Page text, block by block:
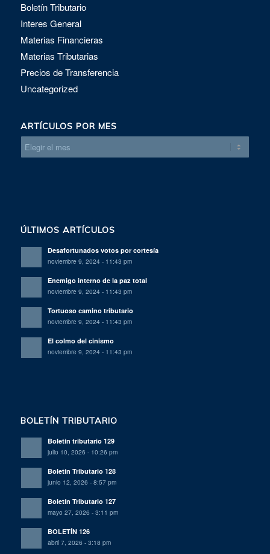
Boletín Tributario
Interes General
Materias Financieras
Materias Tributarias
Precios de Transferencia
Uncategorized
ARTÍCULOS POR MES
ÚLTIMOS ARTÍCULOS
Desafortunados votos por cortesía
noviembre 9, 2024 - 11:43 pm
Enemigo interno de la paz total
noviembre 9, 2024 - 11:43 pm
Tortuoso camino tributario
noviembre 9, 2024 - 11:43 pm
El colmo del cinismo
noviembre 9, 2024 - 11:43 pm
BOLETÍN TRIBUTARIO
Boletín tributario 129
julio 10, 2026 - 10:26 pm
Boletín Tributario 128
junio 12, 2026 - 8:57 pm
Boletín Tributario 127
mayo 27, 2026 - 3:11 pm
BOLETÍN 126
abril 7, 2026 - 3:18 pm